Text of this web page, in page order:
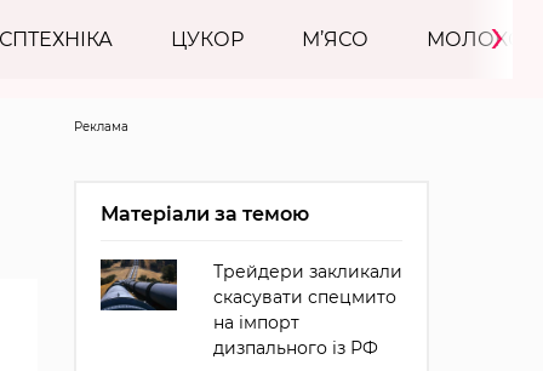
ЦУКОР М’ЯСО МОЛОКО
›
Реклама
Матеріали за темою
Трейдери закликали
скасувати спецмито
на імпорт
дизпального із РФ